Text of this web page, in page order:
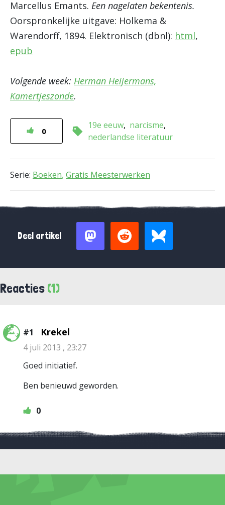
Marcellus Emants. Een nagelaten bekentenis.
Oorspronkelijke uitgave: Holkema &
Warendorff, 1894. Elektronisch (dbnl): html,
epub
Volgende week: Herman Heijermans,
Kamertjeszonde.
0
19e eeuw narcisme
nederlandse literatuur
Serie: Boeken, Gratis Meesterwerken
Deel artikel
Reacties (1)
#1 Krekel
4 juli 2013 , 23:27
Goed initiatief.
Ben benieuwd geworden.
0